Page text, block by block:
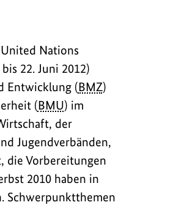
Nations
22. Juni 2012)
Entwicklung (BMZ)
(BMU) im
der
Jugendverbänden,
die Vorbereitungen
2010 haben in
Schwerpunktthemen